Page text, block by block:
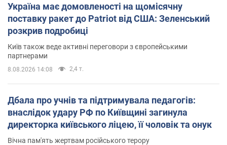
Україна має домовленості на щомісячну
поставку ракет до Patriot від США: Зеленський
розкрив подробиці
Київ також веде активні переговори з європейськими
партнерами
8.08.2026 14:08 2,4 т.
Дбала про учнів та підтримувала педагогів:
внаслідок удару РФ по Київщині загинула
директорка київського ліцею, її чоловік та онук
Вічна пам'ять жертвам російського терору